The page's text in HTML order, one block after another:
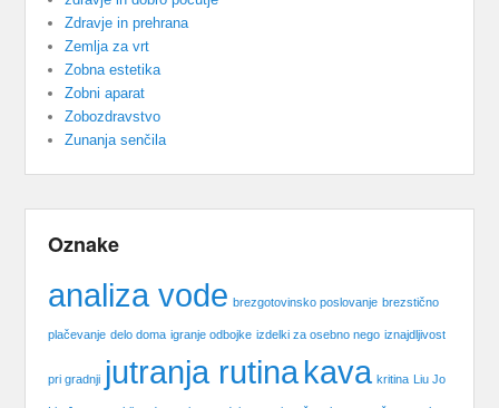
Zdravje in prehrana
Zemlja za vrt
Zobna estetika
Zobni aparat
Zobozdravstvo
Zunanja senčila
Oznake
analiza vode brezgotovinsko poslovanje brezstično
plačevanje delo doma igranje odbojke izdelki za osebno nego iznajdljivost
pri gradnji jutranja rutinakava kritina Liu Jo